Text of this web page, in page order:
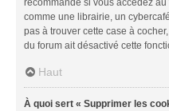
recommandé si vous accédez
comme une librairie, un
pas à trouver cette case à
du forum ait désactivé cette
Haut
À quoi sert « Supprimer les